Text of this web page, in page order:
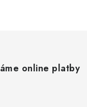
online platby